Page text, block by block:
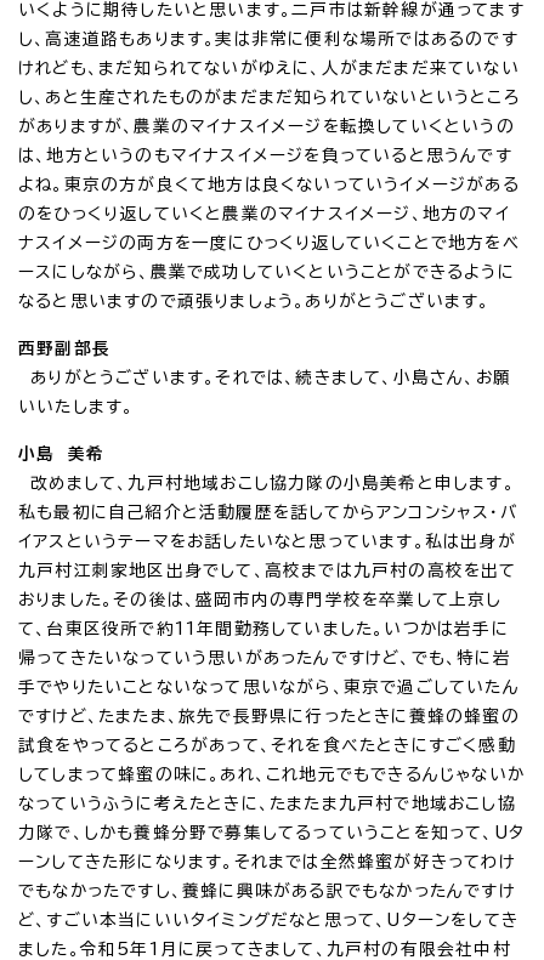
いくように期待したいと思います。二戸市は新幹線が通ってます
し、高速道路もあります。実は非常に便利な場所ではあるのです
けれども、まだ知られてないがゆえに、人がまだまだ来ていない
し、あと生産されたものがまだまだ知られていないというところ
がありますが、農業のマイナスイメージを転換していくというの
は、地方というのもマイナスイメージを負っていると思うんです
よね。東京の方が良くて地方は良くないっていうイメージがある
のをひっくり返していくと農業のマイナスイメージ、地方のマイ
ナスイメージの両方を一度にひっくり返していくことで地方をベ
ースにしながら、農業で成功していくということができるように
なると思いますので頑張りましょう。ありがとうございます。
西野副部長
ありがとうございます。それでは、続きまして、小島さん、お願
いいたします。
小島 美希
改めまして、九戸村地域おこし協力隊の小島美希と申します。
私も最初に自己紹介と活動履歴を話してからアンコンシャス・バ
イアスというテーマをお話したいなと思っています。私は出身が
九戸村江刺家地区出身でして、高校までは九戸村の高校を出て
おりました。その後は、盛岡市内の専門学校を卒業して上京し
て、台東区役所で約11年間勤務していました。いつかは岩手に
帰ってきたいなっていう思いがあったんですけど、でも、特に岩
手でやりたいことないなって思いながら、東京で過ごしていたん
ですけど、たまたま、旅先で長野県に行ったときに養蜂の蜂蜜の
試食をやってるところがあって、それを食べたときにすごく感動
してしまって蜂蜜の味に。あれ、これ地元でもできるんじゃないか
なっていうふうに考えたときに、たまたま九戸村で地域おこし協
力隊で、しかも養蜂分野で募集してるっていうことを知って、Uタ
ーンしてきた形になります。それまでは全然蜂蜜が好きってわけ
でもなかったですし、養蜂に興味がある訳でもなかったんですけ
ど、すごい本当にいいタイミングだなと思って、Uターンをしてき
ました。令和5年1月に戻ってきまして、九戸村の有限会社中村